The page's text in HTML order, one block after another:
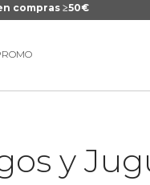
compras ≥50€
y